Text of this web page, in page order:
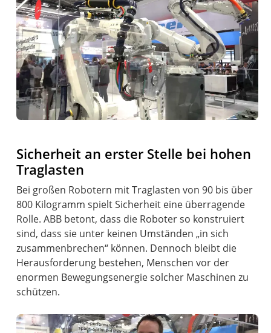
Sicherheit an erster Stelle bei hohen
Traglasten
Bei großen Robotern mit Traglasten von 90 bis über
800 Kilogramm spielt Sicherheit eine überragende
Rolle. ABB betont, dass die Roboter so konstruiert
sind, dass sie unter keinen Umständen „in sich
zusammenbrechen“ können. Dennoch bleibt die
Herausforderung bestehen, Menschen vor der
enormen Bewegungsenergie solcher Maschinen zu
schützen.